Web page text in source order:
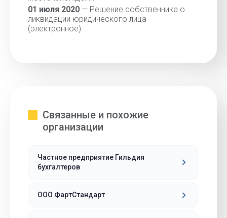
01 июля 2020 — Решение собственника о
ликвидации юридического лица
(электронное)
Связанные и похожие
организации
Частное предприятие Гильдия
бухгалтеров
ООО ФартСтандарт